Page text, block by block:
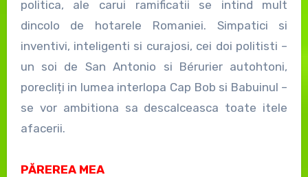
politica, ale carui ramificatii se intind mult
dincolo de hotarele Romaniei. Simpatici si
inventivi, inteligenti si curajosi, cei doi politisti –
un soi de San Antonio si Bérurier autohtoni,
porecliți in lumea interlopa Cap Bob si Babuinul –
se vor ambitiona sa descalceasca toate itele
afacerii.
PĂREREA MEA